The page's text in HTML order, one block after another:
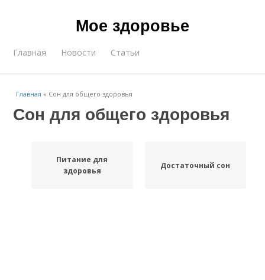
Мое здоровье
Главная Новости Статьи
Главная » Сон для общего здоровья
Сон для общего здоровья
Питание для
здоровья
Достаточный сон